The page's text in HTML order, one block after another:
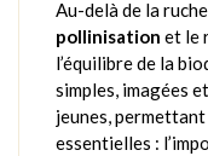
Au-delà de la
pollinisation et le
l’équilibre de la
simples, imagées
jeunes,
essentielles :